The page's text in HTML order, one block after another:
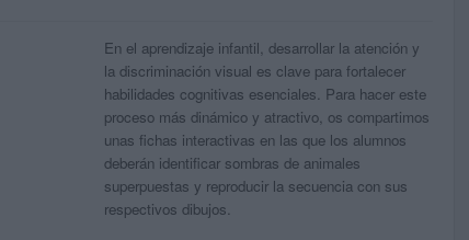
En el aprendizaje infantil, desarrollar la atención y
la discriminación visual es clave para fortalecer
habilidades cognitivas esenciales. Para hacer este
proceso más dinámico y atractivo, os compartimos
unas fichas interactivas en las que los alumnos
deberán identificar sombras de animales
superpuestas y reproducir la secuencia con sus
respectivos dibujos.